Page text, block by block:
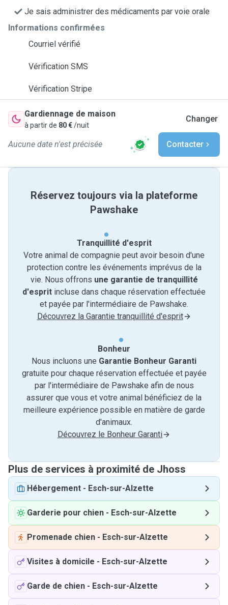
Je sais administrer des médicaments par voie orale
Informations confirmées
Courriel vérifié
Vérification SMS
Vérification Stripe
Gardiennage de maison
à partir de 80 €/nuit
Changer
Aucune date n'est précisée Contacter
Réservez toujours via la plateforme
Pawshake
Tranquillité d'esprit
Votre animal de compagnie peut avoir besoin d'une
protection contre les événements imprévus de la
vie. Nous offrons une garantie de tranquillité
d'esprit incluse dans chaque réservation effectuée
et payée par l'intermédiaire de Pawshake.
Découvrez la Garantie tranquillité d'esprit
Bonheur
Nous incluons une Garantie Bonheur Garanti
gratuite pour chaque réservation effectuée et payée
par l'intermédiaire de Pawshake afin de nous
assurer que vous et votre animal bénéficiez de la
meilleure expérience possible en matière de garde
d'animaux.
Découvrez le Bonheur Garanti
Plus de services à proximité de Jhoss
Hébergement - Esch-sur-Alzette
Garderie pour chien - Esch-sur-Alzette
Promenade chien - Esch-sur-Alzette
Visites à domicile - Esch-sur-Alzette
Garde de chien - Esch-sur-Alzette